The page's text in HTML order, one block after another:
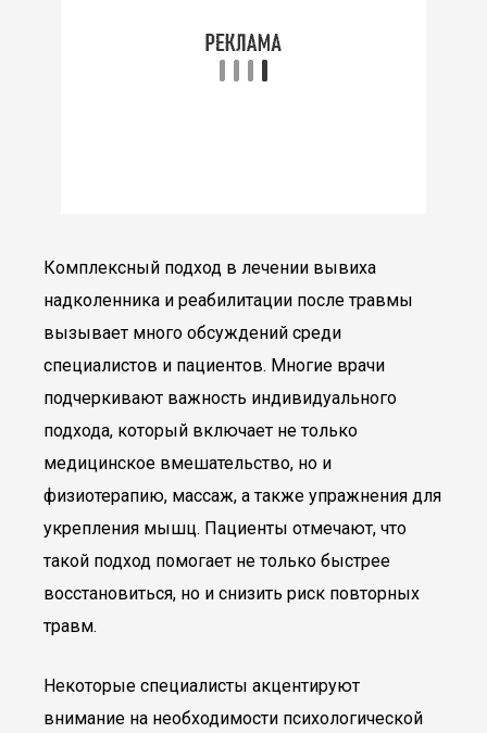
Комплексный подход в лечении вывиха
надколенника и реабилитации после травмы
вызывает много обсуждений среди
специалистов и пациентов. Многие врачи
подчеркивают важность индивидуального
подхода, который включает не только
медицинское вмешательство, но и
физиотерапию, массаж, а также упражнения для
укрепления мышц. Пациенты отмечают, что
такой подход помогает не только быстрее
восстановиться, но и снизить риск повторных
травм.
Некоторые специалисты акцентируют
внимание на необходимости психологической